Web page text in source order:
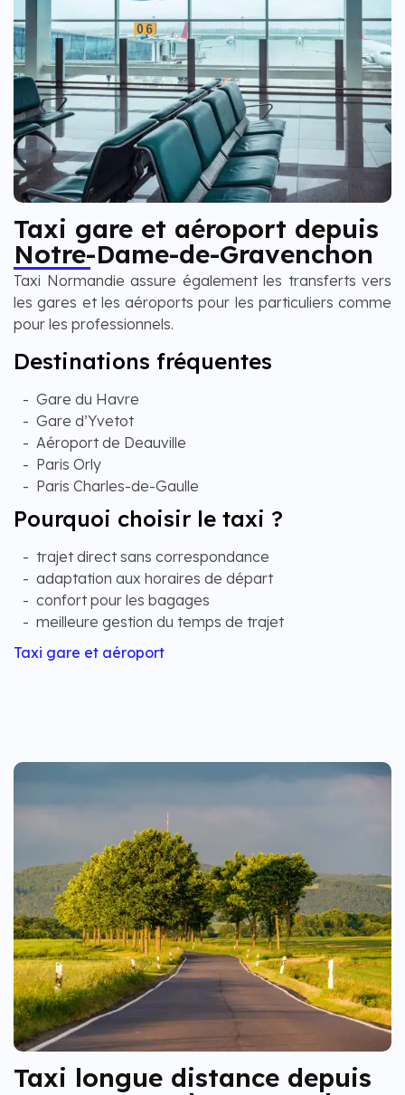
Taxi gare et aéroport depuis
Notre-Dame-de-Gravenchon
Taxi Normandie assure également les transferts vers
les gares et les aéroports pour les particuliers comme
pour les professionnels.
Destinations fréquentes
Gare du Havre
Gare d’Yvetot
Aéroport de Deauville
Paris Orly
Paris Charles-de-Gaulle
Pourquoi choisir le taxi ?
trajet direct sans correspondance
adaptation aux horaires de départ
confort pour les bagages
meilleure gestion du temps de trajet
Taxi gare et aéroport
Taxi longue distance depuis